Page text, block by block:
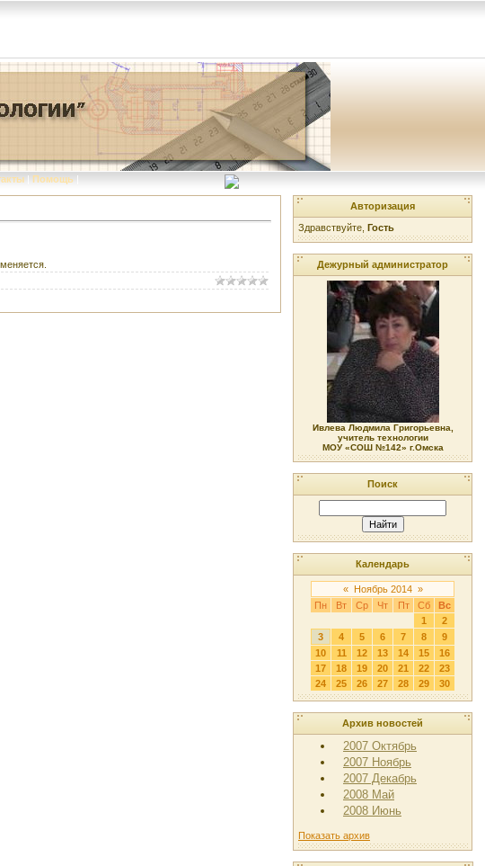
| Помощь |
Авторизация
Здравствуйте, Гость
Дежурный администратор
Ивлева Людмила Григорьевна,
учитель технологии
МОУ «СОШ №142» г.Омска
Поиск
Календарь
« Ноябрь 2014 »
Пн
Вт Ср Чт Пт Сб
Вс
1
2
3
4 5 6 7 8
9
10
11 12 13 14 15
16
17
18 19 20 21 22
23
24
25 26 27 28 29 30
Архив новостей
2007 Октябрь
2007 Ноябрь
2007 Декабрь
2008 Май
2008 Июнь
Показать архив